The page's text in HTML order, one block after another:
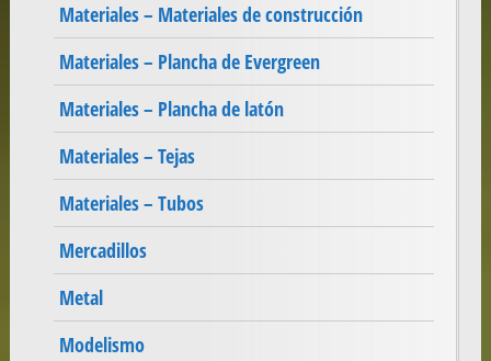
Materiales – Materiales de construcción
Materiales – Plancha de Evergreen
Materiales – Plancha de latón
Materiales – Tejas
Materiales – Tubos
Mercadillos
Metal
Modelismo